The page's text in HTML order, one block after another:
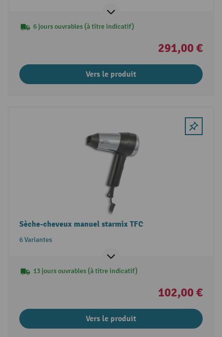
6 jours ouvrables (à titre indicatif)
291,00 €
Vers le produit
Sèche-cheveux manuel starmix TFC
6 Variantes
13 jours ouvrables (à titre indicatif)
102,00 €
Vers le produit